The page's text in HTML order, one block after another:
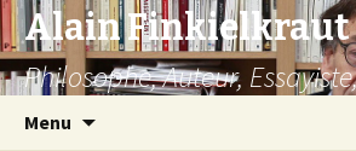
Alain Finkielkraut
Philosophe, Auteur,
Menu